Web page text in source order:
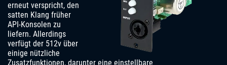
erneut verspricht, den
satten Klang früher
API-Konsolen zu
liefern. Allerdings
verfügt der 512v über
einige nützliche
Zusatzfunktionen, darunter eine einstellbare